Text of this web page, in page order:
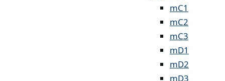
mC1
mC2
mC3
mD1
mD2
mD3